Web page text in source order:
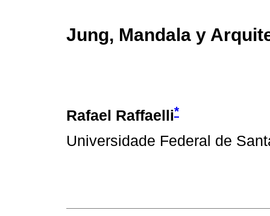
Jung, Mandala y
Rafael Raffaelli*
Universidade Federal de